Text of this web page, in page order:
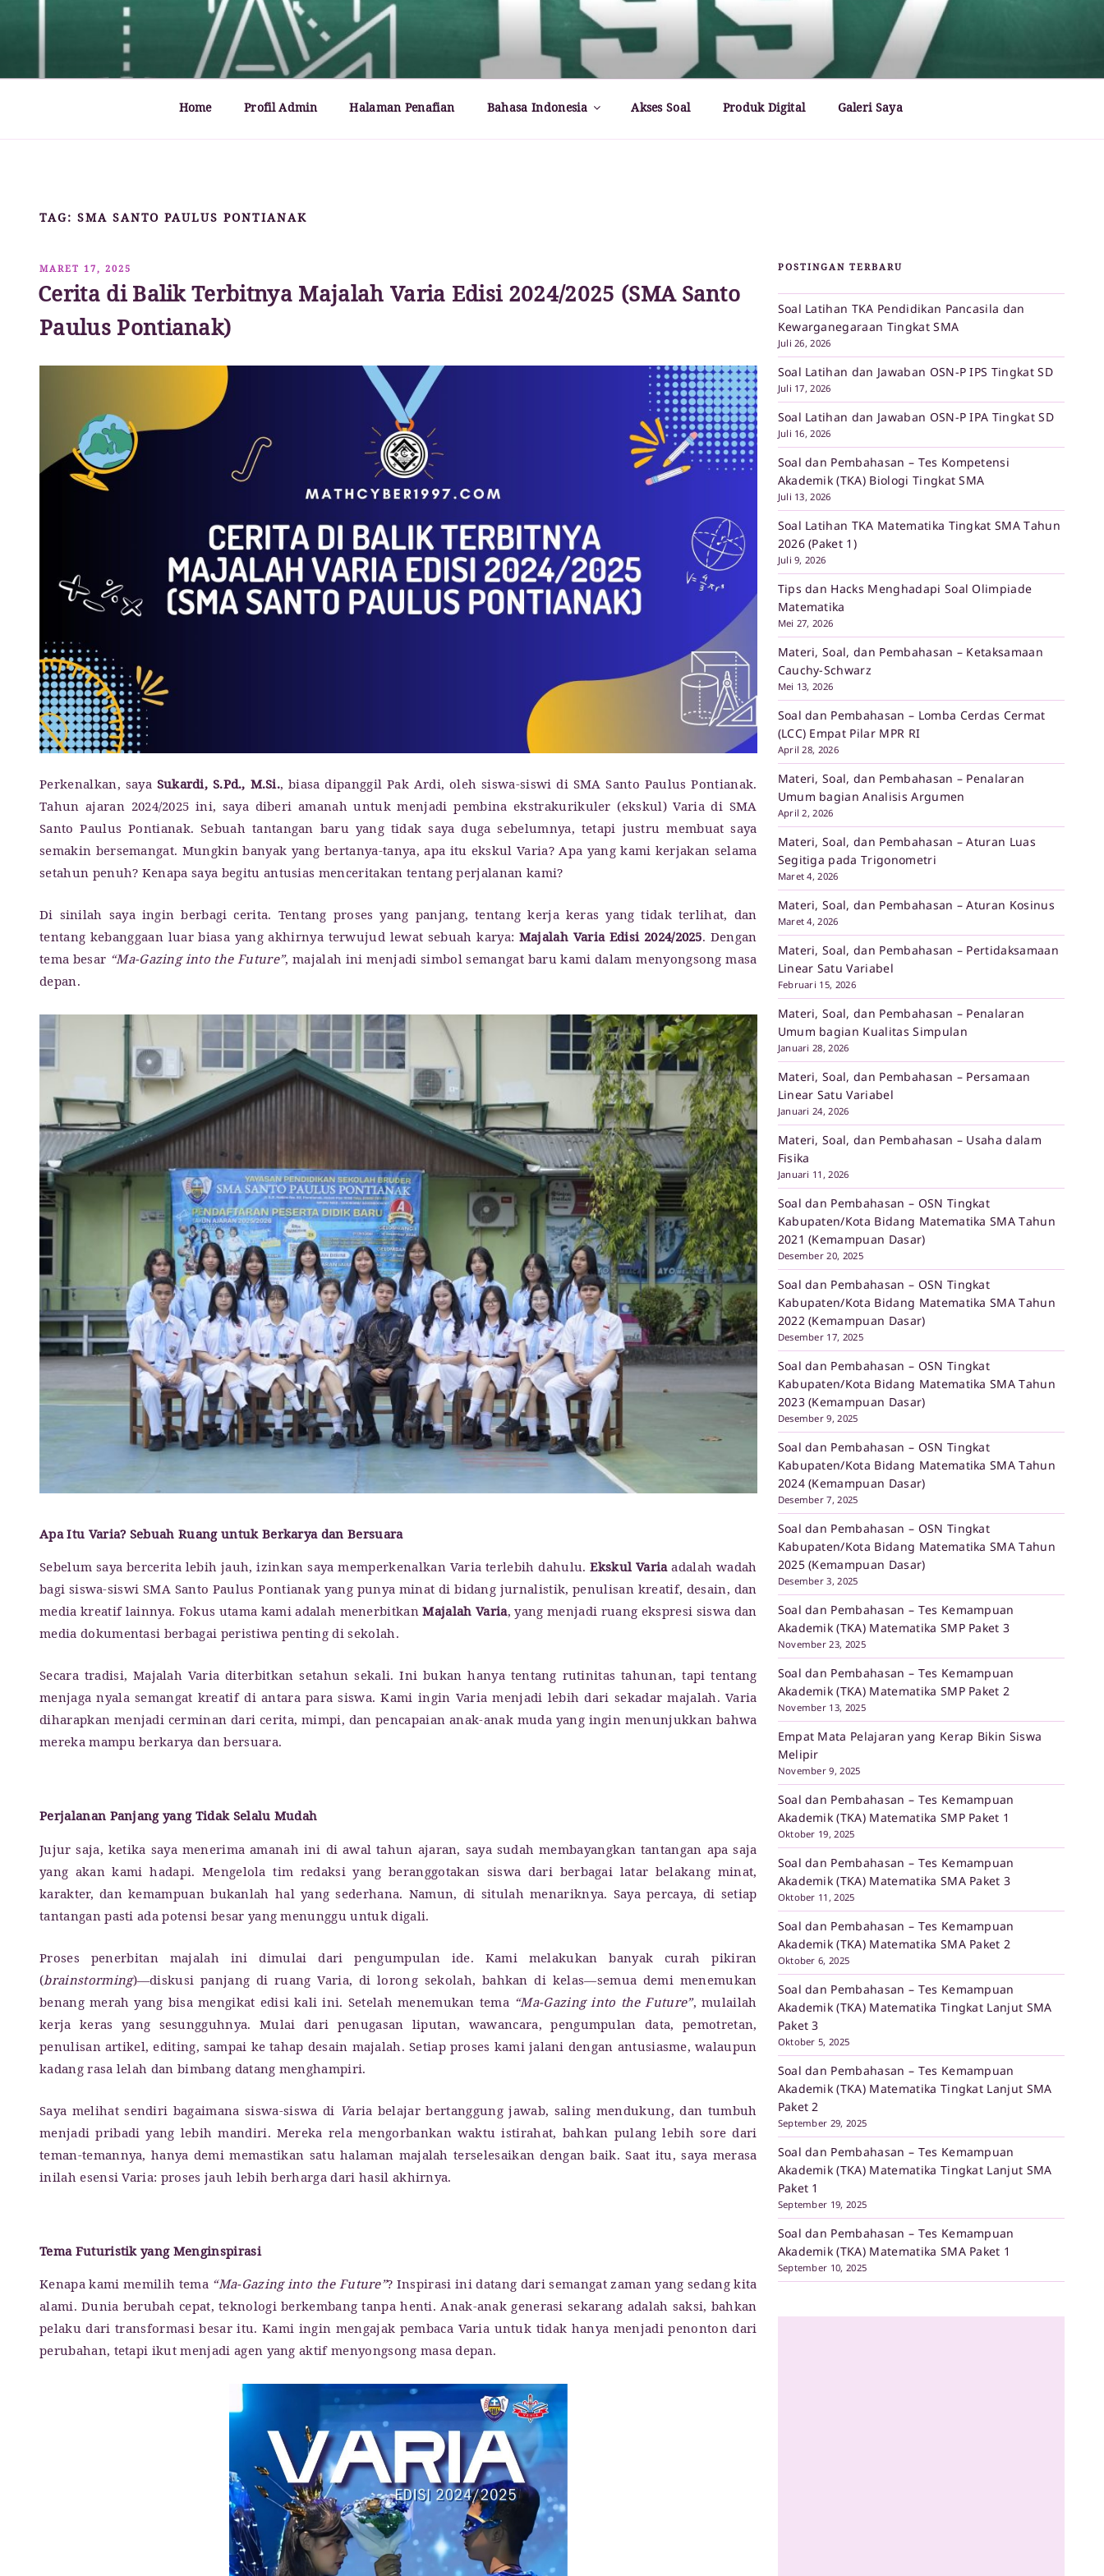
MATHCYBER1997
God used beautiful mathematics in creating the world – Paul Dirac
Home Profil Admin Halaman Penafian Bahasa Indonesia Akses Soal Produk Digital Galeri Saya
TAG: SMA SANTO PAULUS PONTIANAK
DIPOSKAN
PADA
MARET 17, 2025
Cerita di Balik Terbitnya Majalah Varia Edisi 2024/2025 (SMA Santo
Paulus Pontianak)
Perkenalkan, saya Sukardi, S.Pd., M.Si., biasa dipanggil Pak Ardi, oleh siswa-siswi di SMA Santo Paulus Pontianak.
Tahun ajaran 2024/2025 ini, saya diberi amanah untuk menjadi pembina ekstrakurikuler (ekskul) Varia di SMA
Santo Paulus Pontianak. Sebuah tantangan baru yang tidak saya duga sebelumnya, tetapi justru membuat saya
semakin bersemangat. Mungkin banyak yang bertanya-tanya, apa itu ekskul Varia? Apa yang kami kerjakan selama
setahun penuh? Kenapa saya begitu antusias menceritakan tentang perjalanan kami?
Di sinilah saya ingin berbagi cerita. Tentang proses yang panjang, tentang kerja keras yang tidak terlihat, dan
tentang kebanggaan luar biasa yang akhirnya terwujud lewat sebuah karya: Majalah Varia Edisi 2024/2025. Dengan
tema besar “Ma-Gazing into the Future”, majalah ini menjadi simbol semangat baru kami dalam menyongsong masa
depan.
Apa Itu Varia? Sebuah Ruang untuk Berkarya dan Bersuara
Sebelum saya bercerita lebih jauh, izinkan saya memperkenalkan Varia terlebih dahulu.Ekskul Variaadalah wadah
bagi siswa-siswi SMA Santo Paulus Pontianak yang punya minat di bidang jurnalistik, penulisan kreatif, desain, dan
media kreatif lainnya. Fokus utama kami adalah menerbitkanMajalah Varia, yang menjadi ruang ekspresi siswa dan
media dokumentasi berbagai peristiwa penting di sekolah.
Secara tradisi, Majalah Varia diterbitkan setahun sekali. Ini bukan hanya tentang rutinitas tahunan, tapi tentang
menjaga nyala semangat kreatif di antara para siswa. Kami ingin Varia menjadi lebih dari sekadar majalah. Varia
diharapkan menjadi cerminan dari cerita, mimpi, dan pencapaian anak-anak muda yang ingin menunjukkan bahwa
mereka mampu berkarya dan bersuara.
Perjalanan Panjang yang Tidak Selalu Mudah
Jujur saja, ketika saya menerima amanah ini di awal tahun ajaran, saya sudah membayangkan tantangan apa saja
yang akan kami hadapi. Mengelola tim redaksi yang beranggotakan siswa dari berbagai latar belakang minat,
karakter, dan kemampuan bukanlah hal yang sederhana. Namun, di situlah menariknya. Saya percaya, di setiap
tantangan pasti ada potensi besar yang menunggu untuk digali.
Proses penerbitan majalah ini dimulai dari pengumpulan ide. Kami melakukan banyak curah pikiran
(brainstorming)—diskusi panjang di ruang Varia, di lorong sekolah, bahkan di kelas—semua demi menemukan
benang merah yang bisa mengikat edisi kali ini. Setelah menemukan tema “Ma-Gazing into the Future”, mulailah
kerja keras yang sesungguhnya. Mulai dari penugasan liputan, wawancara, pengumpulan data, pemotretan,
penulisan artikel, editing, sampai ke tahap desain majalah. Setiap proses kami jalani dengan antusiasme, walaupun
kadang rasa lelah dan bimbang datang menghampiri.
Saya melihat sendiri bagaimana siswa-siswa di Varia belajar bertanggung jawab, saling mendukung, dan tumbuh
menjadi pribadi yang lebih mandiri. Mereka rela mengorbankan waktu istirahat, bahkan pulang lebih sore dari
teman-temannya, hanya demi memastikan satu halaman majalah terselesaikan dengan baik. Saat itu, saya merasa
inilah esensi Varia: proses jauh lebih berharga dari hasil akhirnya.
Tema Futuristik yang Menginspirasi
Kenapa kami memilih tema “Ma-Gazing into the Future”? Inspirasi ini datang dari semangat zaman yang sedang kita
alami. Dunia berubah cepat, teknologi berkembang tanpa henti. Anak-anak generasi sekarang adalah saksi, bahkan
pelaku dari transformasi besar itu. Kami ingin mengajak pembaca Varia untuk tidak hanya menjadi penonton dari
perubahan, tetapi ikut menjadi agen yang aktif menyongsong masa depan.
POSTINGAN TERBARU
Soal Latihan TKA Pendidikan Pancasila dan
Kewarganegaraan Tingkat SMA
Juli 26, 2026
Soal Latihan dan Jawaban OSN-P IPS Tingkat SD
Juli 17, 2026
Soal Latihan dan Jawaban OSN-P IPA Tingkat SD
Juli 16, 2026
Soal dan Pembahasan – Tes Kompetensi
Akademik (TKA) Biologi Tingkat SMA
Juli 13, 2026
Soal Latihan TKA Matematika Tingkat SMA Tahun
2026 (Paket 1)
Juli 9, 2026
Tips dan Hacks Menghadapi Soal Olimpiade
Matematika
Mei 27, 2026
Materi, Soal, dan Pembahasan – Ketaksamaan
Cauchy-Schwarz
Mei 13, 2026
Soal dan Pembahasan – Lomba Cerdas Cermat
(LCC) Empat Pilar MPR RI
April 28, 2026
Materi, Soal, dan Pembahasan – Penalaran
Umum bagian Analisis Argumen
April 2, 2026
Materi, Soal, dan Pembahasan – Aturan Luas
Segitiga pada Trigonometri
Maret 4, 2026
Materi, Soal, dan Pembahasan – Aturan Kosinus
Maret 4, 2026
Materi, Soal, dan Pembahasan – Pertidaksamaan
Linear Satu Variabel
Februari 15, 2026
Materi, Soal, dan Pembahasan – Penalaran
Umum bagian Kualitas Simpulan
Januari 28, 2026
Materi, Soal, dan Pembahasan – Persamaan
Linear Satu Variabel
Januari 24, 2026
Materi, Soal, dan Pembahasan – Usaha dalam
Fisika
Januari 11, 2026
Soal dan Pembahasan – OSN Tingkat
Kabupaten/Kota Bidang Matematika SMA Tahun
2021 (Kemampuan Dasar)
Desember 20, 2025
Soal dan Pembahasan – OSN Tingkat
Kabupaten/Kota Bidang Matematika SMA Tahun
2022 (Kemampuan Dasar)
Desember 17, 2025
Soal dan Pembahasan – OSN Tingkat
Kabupaten/Kota Bidang Matematika SMA Tahun
2023 (Kemampuan Dasar)
Desember 9, 2025
Soal dan Pembahasan – OSN Tingkat
Kabupaten/Kota Bidang Matematika SMA Tahun
2024 (Kemampuan Dasar)
Desember 7, 2025
Soal dan Pembahasan – OSN Tingkat
Kabupaten/Kota Bidang Matematika SMA Tahun
2025 (Kemampuan Dasar)
Desember 3, 2025
Soal dan Pembahasan – Tes Kemampuan
Akademik (TKA) Matematika SMP Paket 3
November 23, 2025
Soal dan Pembahasan – Tes Kemampuan
Akademik (TKA) Matematika SMP Paket 2
November 13, 2025
Empat Mata Pelajaran yang Kerap Bikin Siswa
Melipir
November 9, 2025
Soal dan Pembahasan – Tes Kemampuan
Akademik (TKA) Matematika SMP Paket 1
Oktober 19, 2025
Soal dan Pembahasan – Tes Kemampuan
Akademik (TKA) Matematika SMA Paket 3
Oktober 11, 2025
Soal dan Pembahasan – Tes Kemampuan
Akademik (TKA) Matematika SMA Paket 2
Oktober 6, 2025
Soal dan Pembahasan – Tes Kemampuan
Akademik (TKA) Matematika Tingkat Lanjut SMA
Paket 3
Oktober 5, 2025
Soal dan Pembahasan – Tes Kemampuan
Akademik (TKA) Matematika Tingkat Lanjut SMA
Paket 2
September 29, 2025
Soal dan Pembahasan – Tes Kemampuan
Akademik (TKA) Matematika Tingkat Lanjut SMA
Paket 1
September 19, 2025
Soal dan Pembahasan – Tes Kemampuan
Akademik (TKA) Matematika SMA Paket 1
September 10, 2025